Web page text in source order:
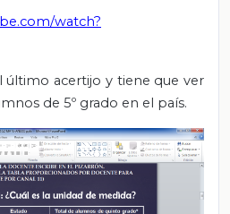
watch?
último acertijo y tiene que ver
de 5º grado en el país.